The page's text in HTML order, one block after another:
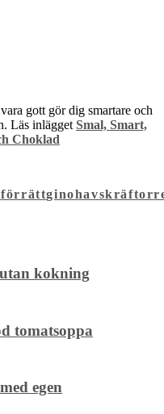
gott gör dig smartare och
Läs inlägget Smal, Smart,
Choklad
förrättginohavskräftor
kokning
tomatsoppa
egen